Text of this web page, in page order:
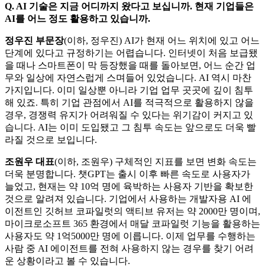
Q. AI 기술은 지금 어디까지 왔다고 보십니까. 현재 기업들은
AI를 어느 정도 활용하고 있습니까.
정우진 부문장(이하, 정우진) AI가 현재 어느 위치에 있고 어느
단계에 있다고 규정하기는 어렵습니다. 인터넷이 처음 보급됐
을 때나 스마트폰이 막 등장했을 때를 돌아보면, 어느 순간 업
무와 일상에 자연스럽게 스며들어 있었습니다. AI 역시 마찬
가지입니다. 이미 일상뿐 아니라 기업 업무 곳곳에 깊이 침투
해 있죠. 특히 기업 관점에서 AI를 적극적으로 활용하지 않을
경우, 경쟁력 유지가 어려워질 수 있다는 위기감이 커지고 있
습니다. AI는 이미 도입됐고 그 침투 속도는 앞으로도 더욱 빨
라질 것으로 보입니다.
조원우 대표(이하, 조원우) 구체적인 지표를 보면 변화 속도는
더욱 분명합니다. 챗GPT는 출시 이후 빠른 속도로 사용자가
늘었고, 현재는 약 10억 명에 육박하는 사용자 기반을 확보한
것으로 알려져 있습니다. 기업에서 사용하는 개발자용 AI 에
이전트인 깃허브 코파일럿의 액티브 유저는 약 2000만 명이며,
마이크로소프트 365 환경에서 매달 코파일럿 기능을 활용하는
사용자도 약 1억5000만 명에 이릅니다. 이제 업무를 수행하는
사람 중 AI 에이전트를 전혀 사용하지 않는 경우를 찾기 어려
운 상황이라고 볼 수 있습니다.